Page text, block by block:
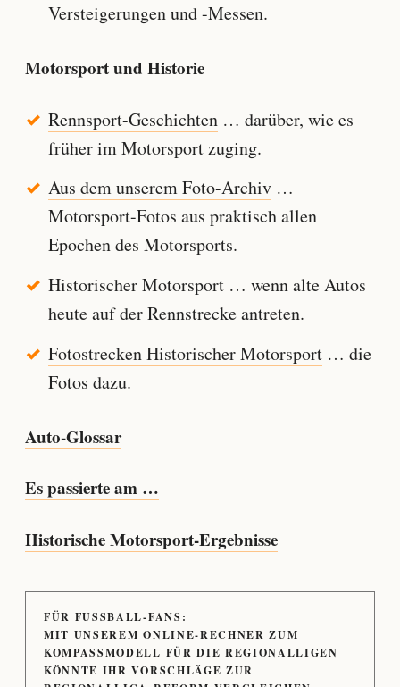
Versteigerungen und -Messen.
Motorsport und Historie
Rennsport-Geschichten… darüber, wie es
früher im Motorsport zuging.
Aus dem unserem Foto-Archiv…
Motorsport-Fotos aus praktisch allen
Epochen des Motorsports.
Historischer Motorsport… wenn alte Autos
heute auf der Rennstrecke antreten.
Fotostrecken Historischer Motorsport… die
Fotos dazu.
Auto-Glossar
Es passierte am …
Historische Motorsport-Ergebnisse
FÜR FUSSBALL-FANS:
MIT UNSEREM ONLINE-RECHNER ZUM
KOMPASSMODELL FÜR DIE REGIONALLIGEN
KÖNNTE IHR VORSCHLÄGE ZUR